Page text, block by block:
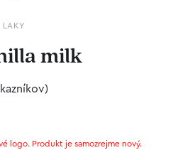
LAKY
milk
logo. Produkt je samozrejme nový.